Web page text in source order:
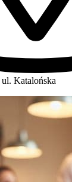
ul. Katalońska